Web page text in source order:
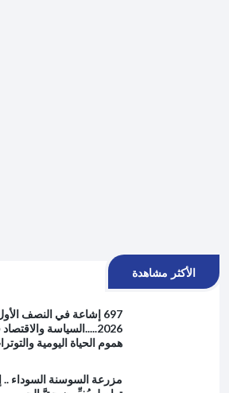
الأكثر مشاهدة
697 إشاعة في النصف
2026.....السياسة
هموم الحياة اليومية
مزرعة السوسنة السوداء ..